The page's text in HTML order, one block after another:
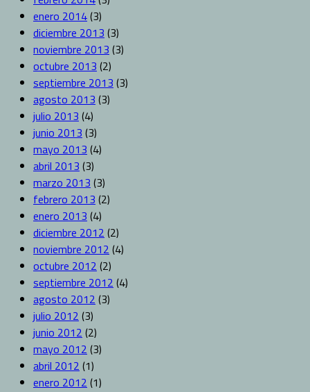
enero 2014(3)
diciembre 2013 (3)
noviembre 2013 (3)
octubre 2013 (2)
septiembre 2013 (3)
agosto 2013 (3)
julio 2013 (4)
junio 2013 (3)
mayo 2013 (4)
abril 2013 (3)
marzo 2013 (3)
febrero 2013 (2)
enero 2013 (4)
diciembre 2012 (2)
noviembre 2012 (4)
octubre 2012 (2)
septiembre 2012 (4)
agosto 2012 (3)
julio 2012 (3)
junio 2012 (2)
mayo 2012 (3)
abril 2012 (1)
enero 2012 (1)